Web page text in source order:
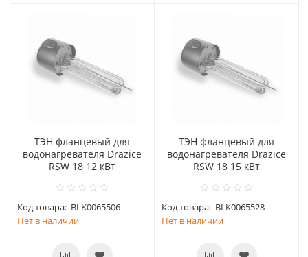
ТЭН фланцевый для
водонагревателя Drazice
RSW 18 12 кВт
Код товара: BLK0065506
Нет в наличии
ТЭН фланцевый для
водонагревателя Drazice
RSW 18 15 кВт
Код товара: BLK0065528
Нет в наличии